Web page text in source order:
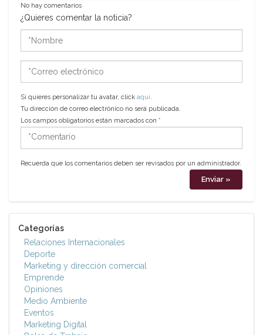
No hay comentarios
¿Quieres comentar la noticia?
electrónico
Si quieres personalizar tu avatar, click aquí.
Tu dirección de correo electrónico no será publicada.
Los campos obligatorios están marcados con *
*Comentario
Recuerda que los comentarios deben ser revisados por un administrador.
Categorías
Relaciones Internacionales
Deporte
Marketing y dirección comercial
Emprende
Opiniones
Medio Ambiente
Eventos
Marketing Digital